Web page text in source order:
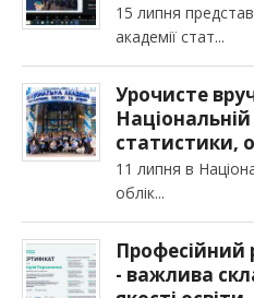
15 липня
академії стат
Урочисте
статистики,
11 липня в
облік
Професійний
- важлива